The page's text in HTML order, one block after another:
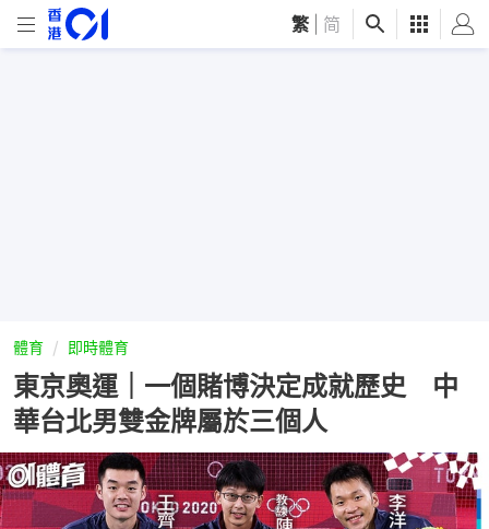
繁 简
體育 即時體育
東京奧運｜一個賭博決定成就歷史 中
華台北男雙金牌屬於三個人